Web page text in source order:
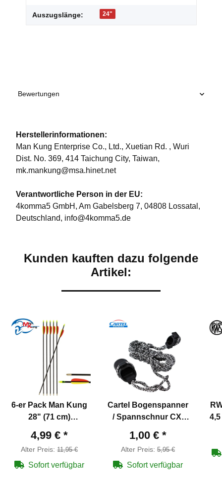
Auszugslänge: 24"
Bewertungen
Herstellerinformationen:
Man Kung Enterprise Co., Ltd., Xuetian Rd. , Wuri
Dist. No. 369, 414 Taichung City, Taiwan,
mk.mankung@msa.hinet.net
Verantwortliche Person in der EU:
4komma5 GmbH, Am Gabelsberg 7, 04808 Lossatal,
Deutschland, info@4komma5.de
Kunden kauften dazu folgende
Artikel:
6-er Pack Man Kung
28" (71 cm)
ø 6,9 mm Schwarz
4,99 € *
Alter Preis: 11,95 €
Sofort verfügbar
Cartel Bogenspanner
/ Spannschnur CX-
1,00 € *
Alter Preis: 5,95 €
Sofort verfügbar